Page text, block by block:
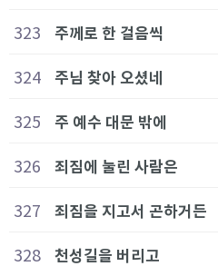
323 주께로 한 걸음씩
324 주님 찾아 오셨네
325 주 예수 대문 밖에
326 죄짐에 눌린 사람은
327 죄짐을 지고서 곤하거든
328 천성길을 버리고